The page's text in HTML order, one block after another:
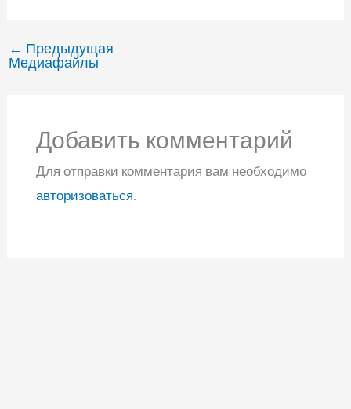
← Предыдущая
Медиафайлы
Добавить комментарий
Для отправки комментария вам необходимо
авторизоваться.